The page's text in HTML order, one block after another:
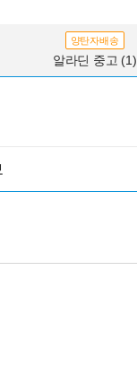
양탄자배송
알라딘 중고 (1)